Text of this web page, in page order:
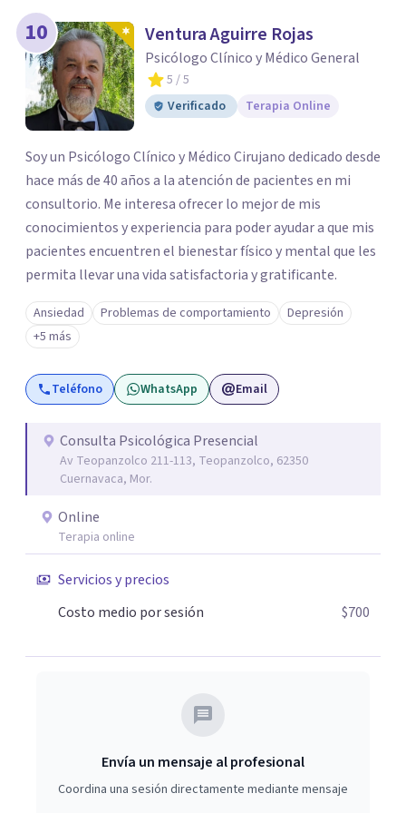
10 Ventura Aguirre Rojas
Psicólogo Clínico y Médico General
5 / 5
Verificado
Terapia Online
Soy un Psicólogo Clínico y Médico Cirujano dedicado desde
hace más de 40 años a la atención de pacientes en mi
consultorio. Me interesa ofrecer lo mejor de mis
conocimientos y experiencia para poder ayudar a que mis
pacientes encuentren el bienestar físico y mental que les
permita llevar una vida satisfactoria y gratificante.
Ansiedad Problemas de comportamiento
Depresión
+5 más
Teléfono WhatsApp Email
Consulta Psicológica Presencial
Av Teopanzolco 211-113, Teopanzolco, 62350
Cuernavaca, Mor.
Online
Terapia online
Servicios y precios
Costo medio por sesión
$700
Envía un mensaje al profesional
Coordina una sesión directamente mediante mensaje